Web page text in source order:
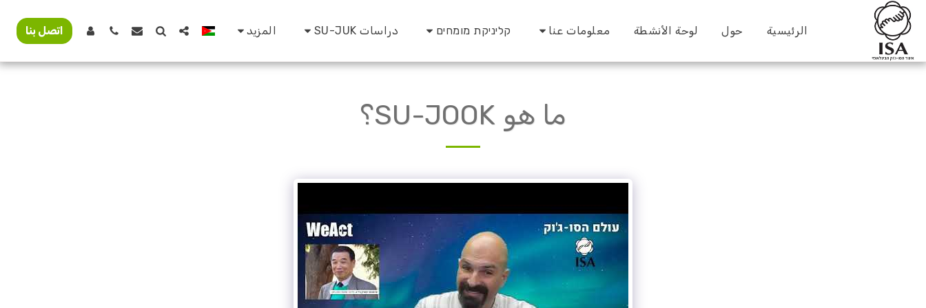
الرئيسية حول لوحة الأنشطة معلومات عنا קליניקת מומחים دراسات SU-JUK المزيد اتصل بنا
ما هو SU-JOOK؟